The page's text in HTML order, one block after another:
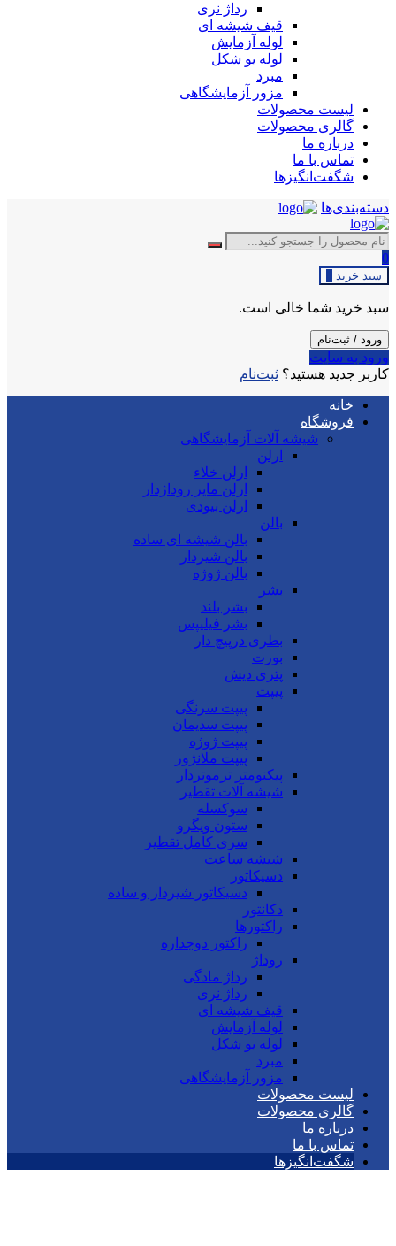
رداژ نری
قیف شیشه ای
لوله آزمایش
لوله یو شکل
مبرد
مزور آزمایشگاهی
لیست محصولات
گالری محصولات
درباره ما
تماس با ما
شگفت‌انگیزها
دسته‌بندی‌ها
0
سبد خرید
سبد خرید شما خالی است.
ورود / ثبت‌نام
ورود به سایت
کاربر جدید هستید؟ ثبت‌نام
خانه
فروشگاه
شیشه آلات آزمایشگاهی
ارلن
ارلن خلاء
ارلن مایر روداژدار
ارلن بیودی
بالن
بالن شیشه ای ساده
بالن شیردار
بالن ژوژه
بشر
بشر بلند
بشر فیلیپس
بطری درپیچ دار
بورت
پتری دیش
پیپت
پیپت سرنگی
پیپت سدیمان
پیپت ژوژه
پیپت ملانژور
پیکنومتر ترموتردار
شیشه آلات تقطیر
سوکسله
ستون ویگرو
سری کامل تقطیر
شیشه ساعت
دسیکاتور
دسیکاتور شیردار و ساده
دکانتور
راکتورها
راکتور دوجداره
روداژ
رداژ مادگی
رداژ نری
قیف شیشه ای
لوله آزمایش
لوله یو شکل
مبرد
مزور آزمایشگاهی
لیست محصولات
گالری محصولات
درباره ما
تماس با ما
شگفت‌انگیزها